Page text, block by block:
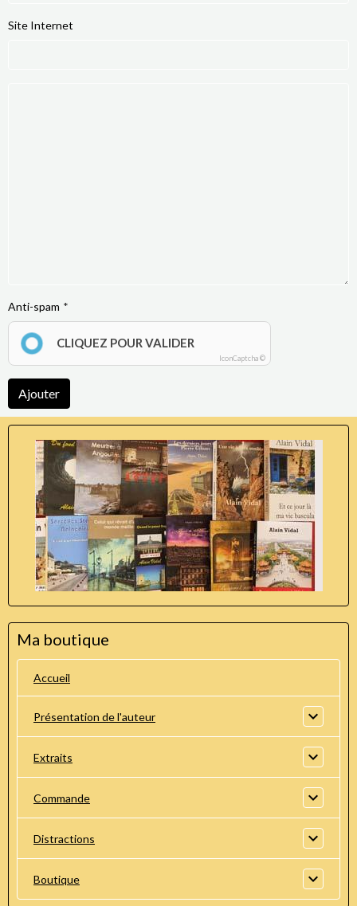
Site Internet
Anti-spam
CLIQUEZ POUR VALIDER
IconCaptcha ©
Ajouter
Ma boutique
Accueil
Présentation de l'auteur
Extraits
Commande
Distractions
Boutique